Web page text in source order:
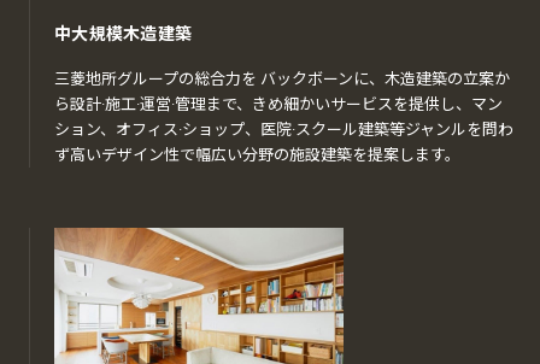
中大規模木造建築
三菱地所グループの総合力を バックボーンに、木造建築の立案か
ら設計·施工·運営·管理まで、きめ細かいサービスを提供し、マン
ション、オフィス·ショップ、医院·スクール建築等ジャンルを問わ
ず高いデザイン性で幅広い分野の施設建築を提案します。